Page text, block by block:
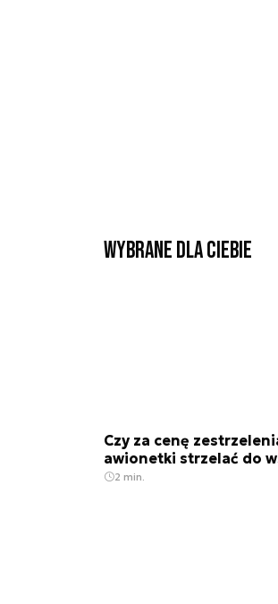
Wybrane dla Ciebie
Czy za cenę
awionetki strzelać do
2 min.